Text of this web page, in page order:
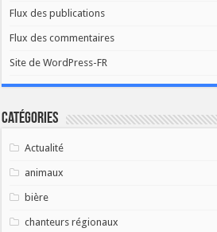
Flux des publications
Flux des commentaires
Site de WordPress-FR
Catégories
Actualité
animaux
bière
chanteurs régionaux